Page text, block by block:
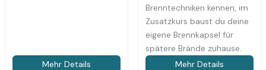
Mehr Details
Brenntechniken kennen, im
Zusatzkurs baust du deine
eigene Brennkapsel für
spätere Brände zuhause.
Mehr Details